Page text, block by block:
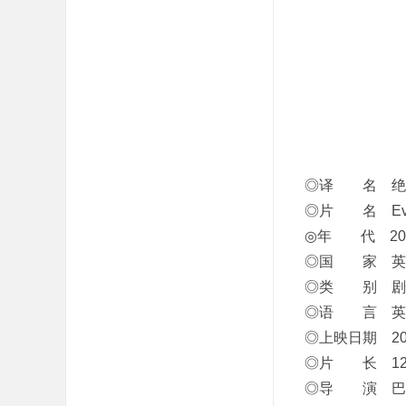
◎译 名 绝命海
◎片 名
◎年 代
◎国 家 英国
◎类 别 剧情
◎语 言 英
◎上映日期
◎片 长
◎导 演 巴塔